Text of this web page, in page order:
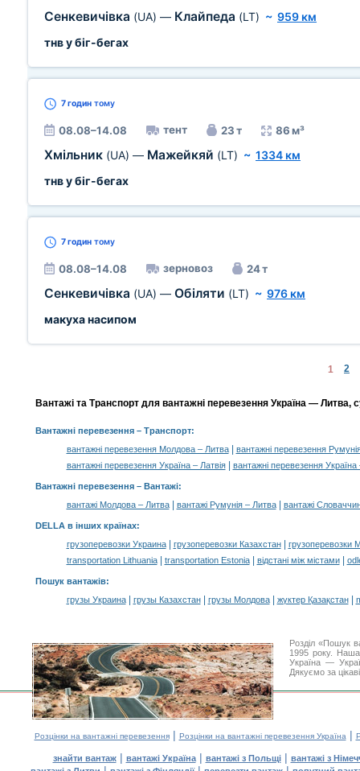
Сенкевичівка (UA) — Клайпеда (LT) ~ 959 км
тнв у біг-бегах
7 годин тому
08.08–14.08 тент 23 т 86 м³
Хмільник (UA) — Мажейкяй (LT) ~ 1334 км
тнв у біг-бегах
7 годин тому
08.08–14.08 зерновоз 24 т
Сенкевичівка (UA) — Обіляти (LT) ~ 976 км
макуха насипом
1 2
Вантажі та Транспорт для вантажні перевезення Україна — Литва,
Вантажні перевезення– Транспорт:
вантажні перевезення Молдова – Литва|
вантажні перевезення
вантажні перевезення Україна – Латвія| вантажні перевезення
Вантажні перевезення – Вантажі:
вантажі Молдова – Литва| вантажі Румунія – Литва| вантажі
DELLA в інших країнах:
грузоперевозки Украина| грузоперевозки Казахстан|
грузоперевозки
transportation Lithuania| transportation Estonia| відстані між містами|
Пошук вантажів:
грузы Украина| грузы Казахстан| грузы Молдова| жүктер Қазақстан|
Розділ «Пошук
1995 року. Наша
Україна —
Дякуємо за
Розцінки на вантажні перевезення| Розцінки на вантажні перевезення Україна |
знайти вантаж| вантажі Україна| вантажі з Польщі| вантажі з